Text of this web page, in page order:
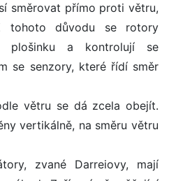
směrovat přímo proti větru,
důvodu se rotory
plošinku a kontrolují se
se senzory, které řídí směr
větru se dá zcela obejít.
vertikálně, na směru větru
zvané Darreiovy, mají